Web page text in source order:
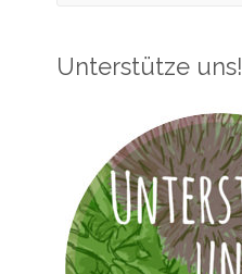
Unterstütze uns!